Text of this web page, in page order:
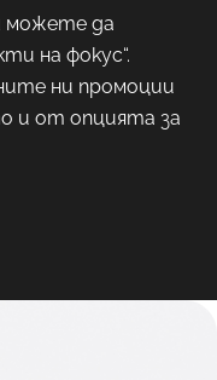
можете да
на фокус“.
ни промоции
и от опцията за